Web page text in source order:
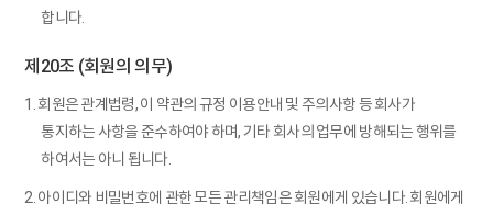
합니다.
제20조 (회원의 의무)
1. 회원은 관계법령, 이 약관의 규정 이용안내 및 주의사항 등 회사가
통지하는 사항을 준수하여야 하며, 기타 회사의 업무에 방해되는 행위를
하여서는 아니 됩니다.
2. 아이디와 비밀번호에 관한 모든 관리책임은 회원에게 있습니다. 회원에게